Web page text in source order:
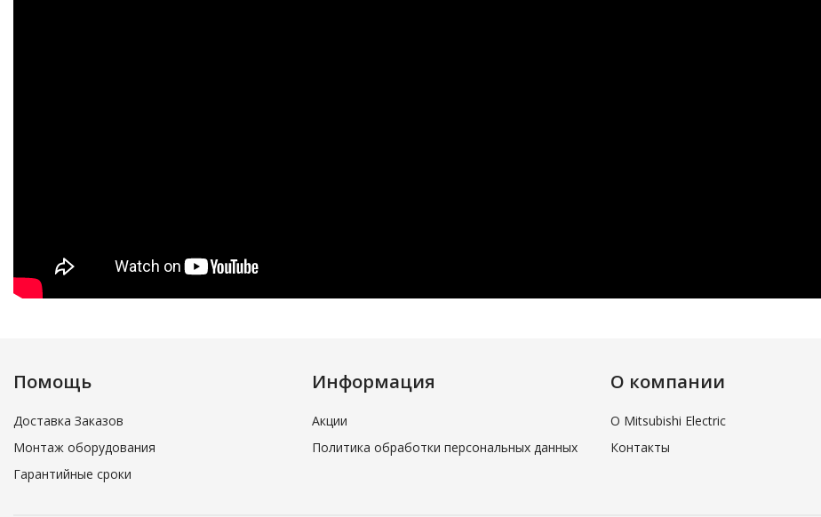
Помощь
Доставка Заказов
Монтаж оборудования
Гарантийные сроки
Информация
Акции
Политика обработки персональных данных
О компании
О Mitsubishi Electric
Контакты